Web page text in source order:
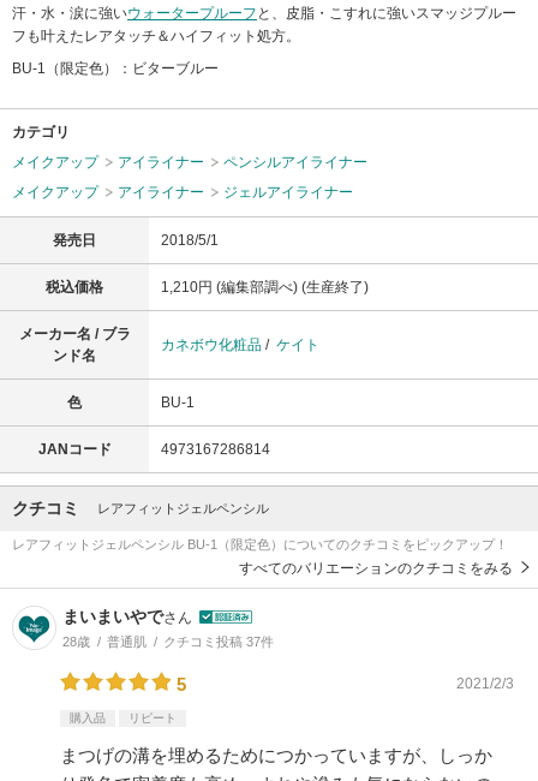
汗・水・涙に強いウォータープルーフ と、皮脂・こすれに強いスマッジプルー
フも叶えたレアタッチ＆ハイフィット処方。
BU-1（限定色）：ビターブルー
カテゴリ
メイクアップ
アイライナー
ペンシルアイライナー
メイクアップ
アイライナー ジェルアイライナー
発売日 2018/5/1
税込価格 1,210円 (編集部調べ) (生産終了)
メーカー名 / ブラ
ンド名
カネボウ化粧品 / ケイト
色 BU-1
JANコード 4973167286814
クチコミ レアフィットジェルペンシル
レアフィットジェルペンシル BU-1（限定色）についてのクチコミをピックアップ！
すべてのバリエーションのクチコミをみる
まいまいやでさん
28歳 普通肌 クチコミ投稿 37件
5 2021/2/3
購入品 リピート
まつげの溝を埋めるためにつかっていますが、しっか